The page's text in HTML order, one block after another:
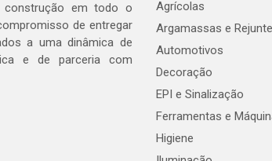
construção em todo o
de entregar
a uma dinâmica de
e de parceria com
Agrícolas
Argamassas e
Automotivos
Decoração
EPI e Sinalização
Ferramentas e
Higiene